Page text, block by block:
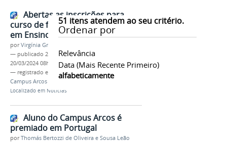
51 itens atendem ao seu critério.
Ordenar por
Relevância
Data (mais Recente Primeiro)
alfabeticamente
Abertas as inscrições para
curso de formação continuada
em Ensino e Aprendizagem
porVirgínia Graziela Fonseca Barbosa
— publicado 22/02/2019—última modificação
20/03/2024 08h10
— registrado em:
FIC,Ensino e Aprendizagem
Campus Arcos
Localizado em Notícias
Aluno do Campus Arcos é
premiado em Portugal
porThomás Bertozzi de Oliveira e Sousa Leão